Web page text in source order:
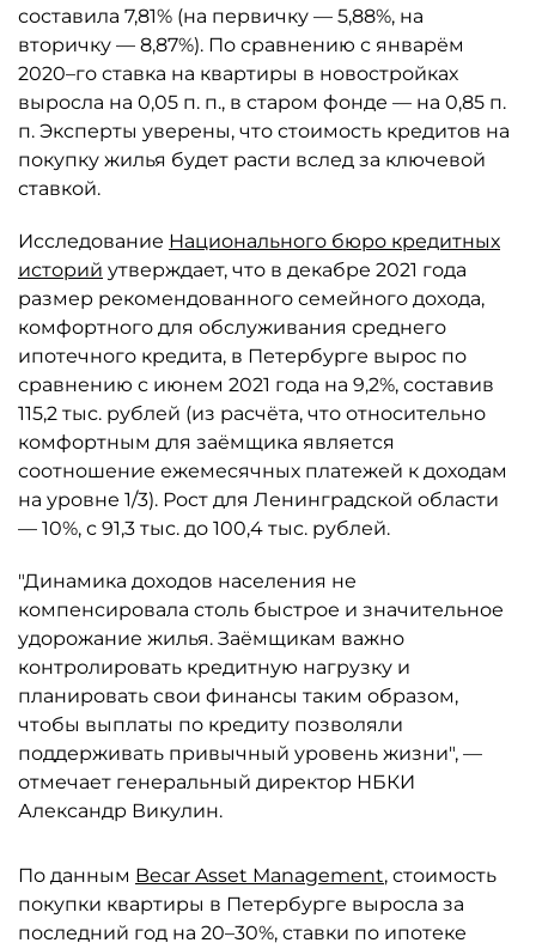
составила 7,81% (на первичку — 5,88%, на
вторичку — 8,87%). По сравнению с январём
2020–го ставка на квартиры в новостройках
выросла на 0,05 п. п., в старом фонде — на 0,85 п.
п. Эксперты уверены, что стоимость кредитов на
покупку жилья будет расти вслед за ключевой
ставкой.
Исследование Национального бюро кредитных
историй утверждает, что в декабре 2021 года
размер рекомендованного семейного дохода,
комфортного для обслуживания среднего
ипотечного кредита, в Петербурге вырос по
сравнению с июнем 2021 года на 9,2%, составив
115,2 тыс. рублей (из расчёта, что относительно
комфортным для заёмщика является
соотношение ежемесячных платежей к доходам
на уровне 1/3). Рост для Ленинградской области
— 10%, с 91,3 тыс. до 100,4 тыс. рублей.
"Динамика доходов населения не
компенсировала столь быстрое и значительное
удорожание жилья. Заёмщикам важно
контролировать кредитную нагрузку и
планировать свои финансы таким образом,
чтобы выплаты по кредиту позволяли
поддерживать привычный уровень жизни", —
отмечает генеральный директор НБКИ
Александр Викулин.
По данным Becar Asset Management, стоимость
покупки квартиры в Петербурге выросла за
последний год на 20–30%, ставки по ипотеке